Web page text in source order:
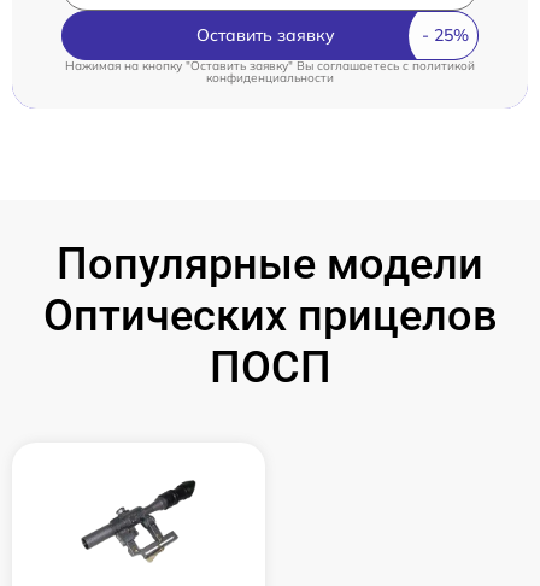
Оставить заявку
Нажимая на кнопку "Оставить заявку" Вы соглашаетесь c политикой
конфиденциальности
Популярные модели
Оптических прицелов
ПОСП